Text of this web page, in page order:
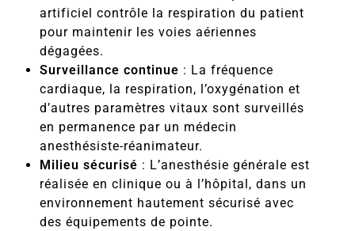
artificiel contrôle la respiration du patient
pour maintenir les voies aériennes
dégagées.
Surveillance continue : La fréquence
cardiaque, la respiration, l’oxygénation et
d’autres paramètres vitaux sont surveillés
en permanence par un médecin
anesthésiste-réanimateur.
Milieu sécurisé : L’anesthésie générale est
réalisée en clinique ou à l’hôpital, dans un
environnement hautement sécurisé avec
des équipements de pointe.